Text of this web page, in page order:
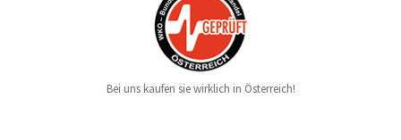
Bei uns kaufen sie wirklich in Österreich!